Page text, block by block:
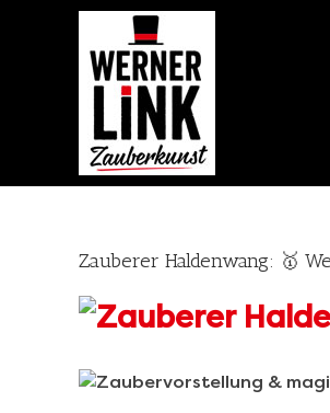
Zauberer Haldenwang: 🥇